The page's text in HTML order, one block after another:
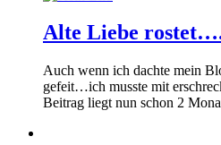
Alte Liebe
Auch wenn ich dachte mein
gefeit…ich musste mit
Beitrag liegt nun schon 2